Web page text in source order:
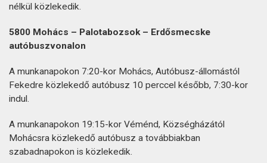
nélkül közlekedik.
5800 Mohács – Palotabozsok – Erdősmecske
autóbuszvonalon
A munkanapokon 7:20-kor Mohács, Autóbusz-állomástól
Fekedre közlekedő autóbusz 10 perccel később, 7:30-kor
indul.
A munkanapokon 19:15-kor Véménd, Községházától
Mohácsra közlekedő autóbusz a továbbiakban
szabadnapokon is közlekedik.